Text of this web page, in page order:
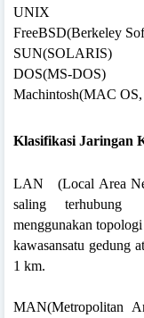
UNIX
FreeBSD(Berkeley
SUN(SOLARIS)
DOS(MS-DOS)
Machintosh(MAC
Klasifikasi Jaringan
LAN (Local Area
saling
terhubung
menggunakan topologi
kawasansatu gedung
1 km.
MAN(Metropolitan